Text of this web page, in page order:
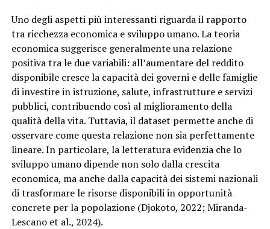
Uno degli aspetti più interessanti riguarda il rapporto
tra ricchezza economica e sviluppo umano. La teoria
economica suggerisce generalmente una relazione
positiva tra le due variabili: all’aumentare del reddito
disponibile cresce la capacità dei governi e delle famiglie
di investire in istruzione, salute, infrastrutture e servizi
pubblici, contribuendo così al miglioramento della
qualità della vita. Tuttavia, il dataset permette anche di
osservare come questa relazione non sia perfettamente
lineare. In particolare, la letteratura evidenzia che lo
sviluppo umano dipende non solo dalla crescita
economica, ma anche dalla capacità dei sistemi nazionali
di trasformare le risorse disponibili in opportunità
concrete per la popolazione (Djokoto, 2022; Miranda-
Lescano et al., 2024).